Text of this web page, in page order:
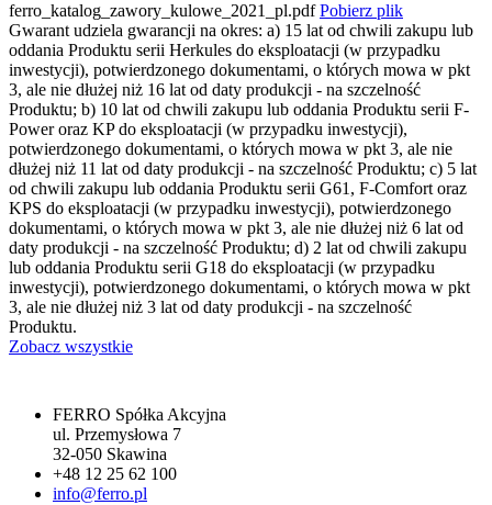
ferro_katalog_zawory_kulowe_2021_pl.pdf Pobierz plik
Gwarant udziela gwarancji na okres: a) 15 lat od chwili zakupu lub
oddania Produktu serii Herkules do eksploatacji (w przypadku
inwestycji), potwierdzonego dokumentami, o których mowa w pkt
3, ale nie dłużej niż 16 lat od daty produkcji - na szczelność
Produktu; b) 10 lat od chwili zakupu lub oddania Produktu serii F-
Power oraz KP do eksploatacji (w przypadku inwestycji),
potwierdzonego dokumentami, o których mowa w pkt 3, ale nie
dłużej niż 11 lat od daty produkcji - na szczelność Produktu; c) 5 lat
od chwili zakupu lub oddania Produktu serii G61, F-Comfort oraz
KPS do eksploatacji (w przypadku inwestycji), potwierdzonego
dokumentami, o których mowa w pkt 3, ale nie dłużej niż 6 lat od
daty produkcji - na szczelność Produktu; d) 2 lat od chwili zakupu
lub oddania Produktu serii G18 do eksploatacji (w przypadku
inwestycji), potwierdzonego dokumentami, o których mowa w pkt
3, ale nie dłużej niż 3 lat od daty produkcji - na szczelność
Produktu.
Zobacz wszystkie
FERRO Spółka Akcyjna
ul. Przemysłowa 7
32-050 Skawina
+48 12 25 62 100
info@ferro.pl